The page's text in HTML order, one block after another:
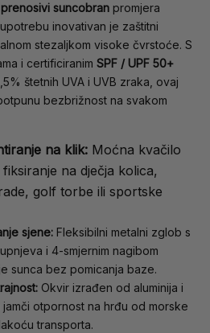
suncobran promjera
inovativan je zaštitni
stezaljkom visoke čvrstoće. S
i certificiranim SPF / UPF 50+
štetnih UVA i UVB zraka, ovaj
bezbrižnost na svakom
na klik: Moćna kvačilo
na dječja kolica,
golf torbe ili sportske
sjene: Fleksibilni metalni zglob s
i 4-smjernim nagibom
sunca bez pomicanja baze.
Okvir izrađen od aluminija i
otpornost na hrđu od morske
transporta.